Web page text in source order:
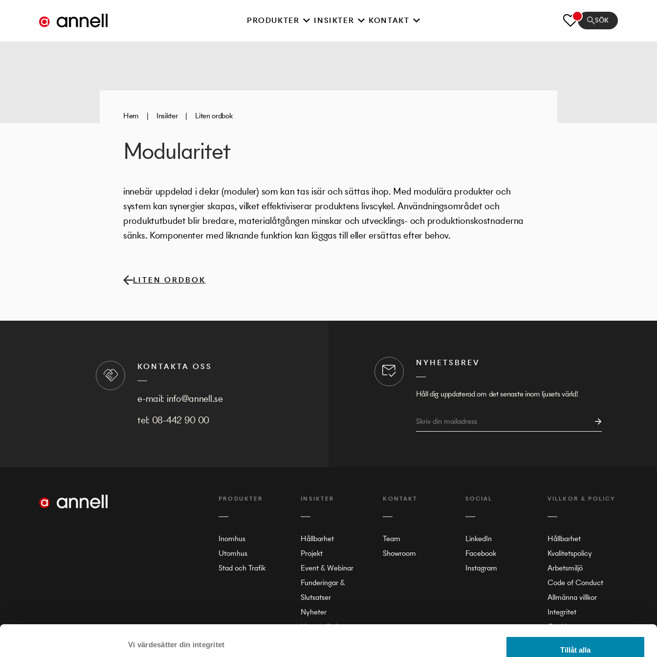
Vi värdesätter din integritet
Tillåt alla
PRODUKTER INSIKTER KONTAKT SÖK
Hem | Insikter | Liten ordbok
Modularitet
innebär uppdelad i delar (moduler) som kan tas isär och sättas ihop. Med modulära produkter och
system kan synergier skapas, vilket effektiviserar produktens livscykel. Användningsområdet och
produktutbudet blir bredare, materialåtgången minskar och utvecklings- och produktionskostnaderna
sänks. Komponenter med liknande funktion kan läggas till eller ersättas efter behov.
LITEN ORDBOK
KONTAKTA OSS
e-mail: info@annell.se
tel: 08-442 90 00
NYHETSBREV
Håll dig uppdaterad om det senaste inom ljusets värld!
PRODUKTER
Inomhus
Utomhus
Stad och Trafik
INSIKTER
Hållbarhet
Projekt
Event & Webinar
Funderingar &
Slutsatser
Nyheter
Liten ordbok
KONTAKT
Team
Showroom
SOCIAL
LinkedIn
Facebook
Instagram
VILLKOR & POLICY
Hållbarhet
Kvalitetspolicy
Arbetsmiljö
Code of Conduct
Allmänna villkor
Integritet
Cookie